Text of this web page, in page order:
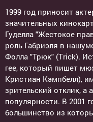
1999 год приносит
значительных
Гуделла "Жестокое
роль Габриэля в
Фолла "Трюк" (Trick).
гее, который пишет
Кристиан Кэмпбелл),
зрительский отклик,
популярности. В 2001
большинство из